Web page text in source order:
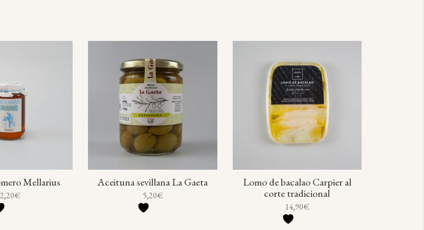
Mellarius
€
Aceituna sevillana La Gaeta
5,20€
Lomo de bacalao Carpier al
corte tradicional
14,90€